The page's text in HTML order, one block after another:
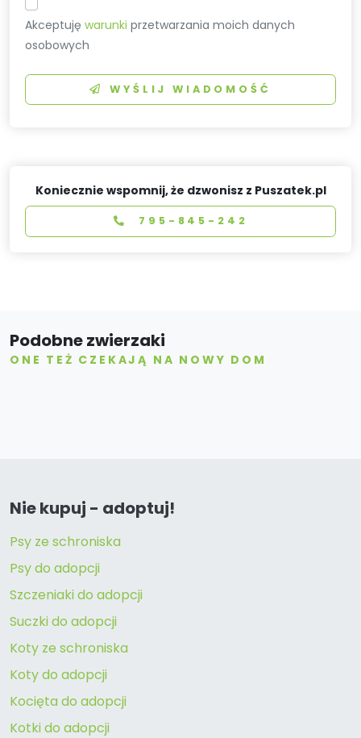
Akceptujęwarunki przetwarzania moich danych
osobowych
WYŚLIJ WIADOMOŚĆ
Koniecznie wspomnij, że dzwonisz z Puszatek.pl
795-845-242
Podobne zwierzaki
ONE TEŻ CZEKAJĄ NA NOWY DOM
Nie kupuj - adoptuj!
Psy ze schroniska
Psy do adopcji
Szczeniaki do adopcji
Suczki do adopcji
Koty ze schroniska
Koty do adopcji
Kocięta do adopcji
Kotki do adopcji